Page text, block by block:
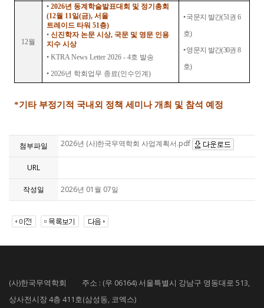
12월
• 2026년 동계학술발표대회 및 정기총회
(12월 11일(금), 서울
트레이드 타워 51층)
• 신진학자 논문 시상, 국문 및 영문 인용
지수 시상
• KTRA News Letter 2026 - 4호 발송
• 2026년 학회업무 종료(인수인계 )
•국문지 발간(51권6
호)
•영문지 발간(30권8
호)
*기타 부정기적 국내외 정책 세미나 개최 및 참석 예정
첨부파일 2026년 (사)한국무역학회 사업계획서.pdf
URL
작성일 2026년 01월 07일
(사)한국무역학회 주소 : (우 06164) 서울특별시 강남구 영동대로 513,
상사전시장 4층 411호(삼성동, 코엑스)